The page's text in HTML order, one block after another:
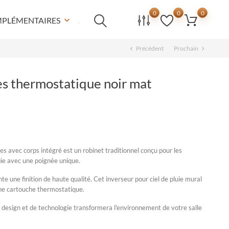
keyboard_arrow_down
0
0
0
chevron_left Précédent Prochain chevron_right
thermostatique noir mat
avec corps intégré est un robinet traditionnel conçu pour les
avec une poignée unique.
une finition de haute qualité. Cet inverseur pour ciel de pluie mural
cartouche thermostatique.
et de technologie transformera l'environnement de votresalle